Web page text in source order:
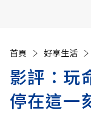
首頁 好享生活
影評：玩
停在這一